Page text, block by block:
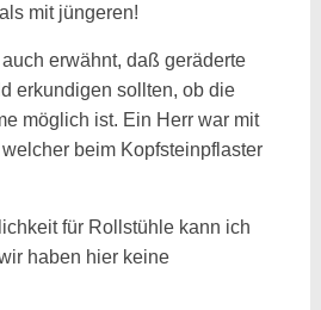
mit jüngeren!
erwähnt, daß geräderte
erkundigen sollten, ob die
möglich ist. Ein Herr war mit
beim Kopfsteinpflaster
für Rollstühle kann ich
haben hier keine